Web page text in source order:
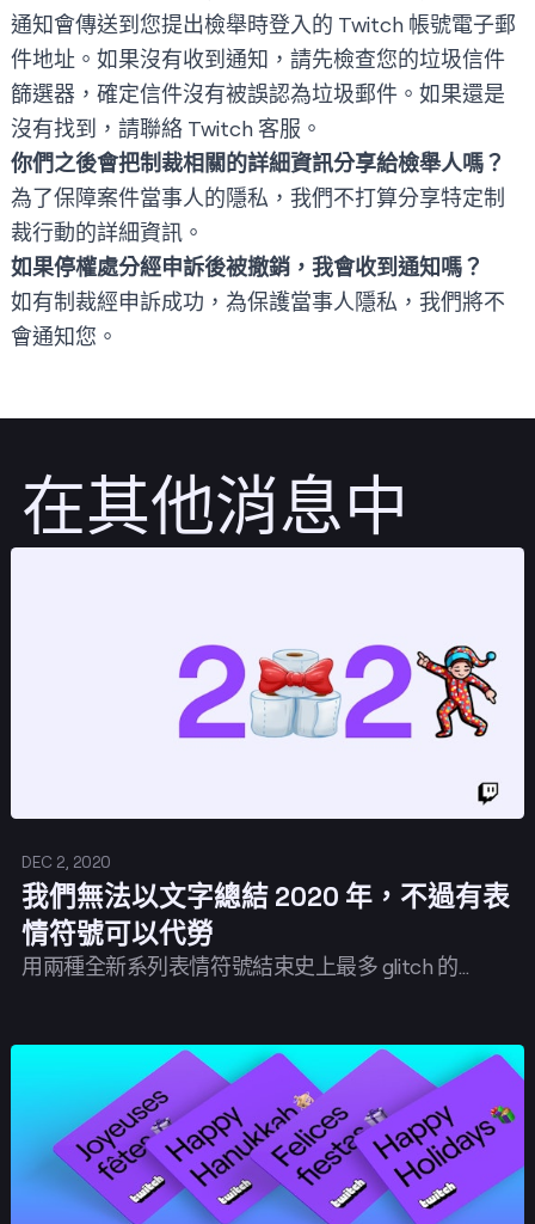
通知會傳送到您提出檢舉時登入的 Twitch 帳號電子郵
件地址。如果沒有收到通知，請先檢查您的垃圾信件
篩選器，確定信件沒有被誤認為垃圾郵件。如果還是
沒有找到，請聯絡 Twitch 客服 。
你們之後會把制裁相關的詳細資訊分享給檢舉人嗎？
為了保障案件當事人的隱私，我們不打算分享特定制
裁行動的詳細資訊。
如果停權處分經申訴後被撤銷，我會收到通知嗎？
如有制裁經申訴成功，為保護當事人隱私，我們將不
會通知您。
在其他消息中
DEC 2, 2020
我們無法以文字總結 2020 年，不過有表
情符號可以代勞
用兩種全新系列表情符號結束史上最多 glitch 的…